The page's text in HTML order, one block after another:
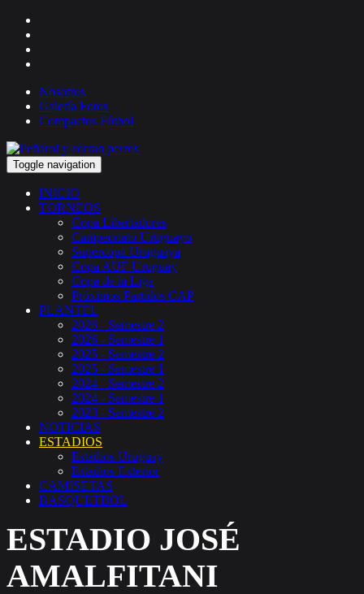
Nosotros
Galería Fotos
Compactos Fútbol
Toggle navigation
INICIO
TORNEOS
Copa Libertadores
Campeonato Uruguayo
Supercopa Uruguaya
Copa AUF Uruguay
Copa de la Liga
Próximos Partidos CAP
PLANTEL
2026 - Semestre 2
2026 - Semestre 1
2025 - Semestre 2
2025 - Semestre 1
2024 - Semestre 2
2024 - Semestre 1
2023 - Semestre 2
NOTICIAS
ESTADIOS
Estadios Uruguay
Estadios Exterior
CAMISETAS
BASQUETBOL
ESTADIO JOSÉ
AMALFITANI